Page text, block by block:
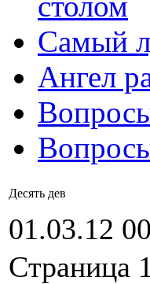
Самый
Ангел
Десять дев
01.03.12
Cтраница